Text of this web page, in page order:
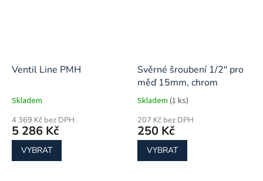
Ventil Line PMH
Skladem
4 369 Kč bez DPH
5 286 Kč
VYBRAT
Svěrné šroubení 1/2" pro
měď 15mm, chrom
Skladem (1 ks)
207 Kč bez DPH
250 Kč
VYBRAT